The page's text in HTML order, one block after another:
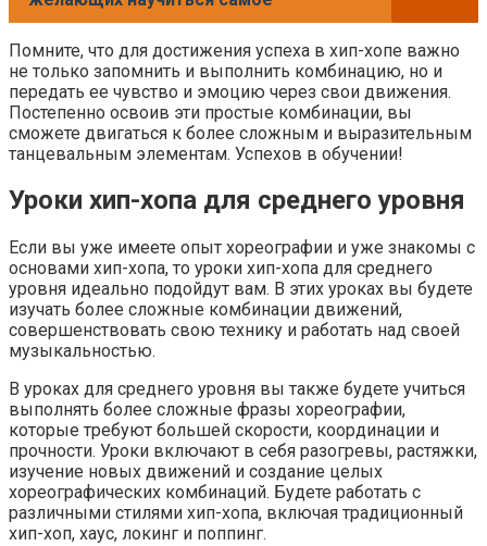
Помните, что для достижения успеха в хип-хопе важно
не только запомнить и выполнить комбинацию, но и
передать ее чувство и эмоцию через свои движения.
Постепенно освоив эти простые комбинации, вы
сможете двигаться к более сложным и выразительным
танцевальным элементам. Успехов в обучении!
Уроки хип-хопа для среднего уровня
Если вы уже имеете опыт хореографии и уже знакомы с
основами хип-хопа, то уроки хип-хопа для среднего
уровня идеально подойдут вам. В этих уроках вы будете
изучать более сложные комбинации движений,
совершенствовать свою технику и работать над своей
музыкальностью.
В уроках для среднего уровня вы также будете учиться
выполнять более сложные фразы хореографии,
которые требуют большей скорости, координации и
прочности. Уроки включают в себя разогревы, растяжки,
изучение новых движений и создание целых
хореографических комбинаций. Будете работать с
различными стилями хип-хопа, включая традиционный
хип-хоп, хаус, локинг и поппинг.